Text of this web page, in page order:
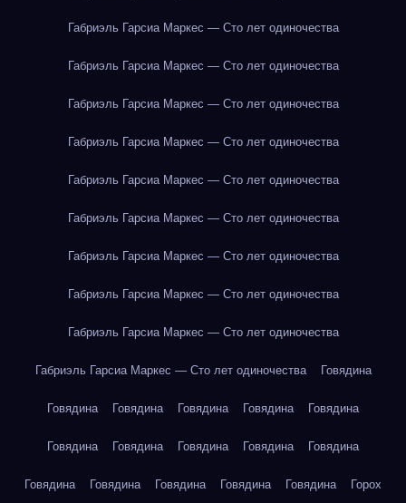
Габриэль Гарсиа Маркес — Сто лет одиночества
Габриэль Гарсиа Маркес — Сто лет одиночества
Габриэль Гарсиа Маркес — Сто лет одиночества
Габриэль Гарсиа Маркес — Сто лет одиночества
Габриэль Гарсиа Маркес — Сто лет одиночества
Габриэль Гарсиа Маркес — Сто лет одиночества
Габриэль Гарсиа Маркес — Сто лет одиночества
Габриэль Гарсиа Маркес — Сто лет одиночества
Габриэль Гарсиа Маркес — Сто лет одиночества
Габриэль Гарсиа Маркес — Сто лет одиночества Говядина
Говядина Говядина Говядина Говядина Говядина
Говядина Говядина Говядина Говядина Говядина
Говядина Говядина Говядина Говядина Говядина Горох